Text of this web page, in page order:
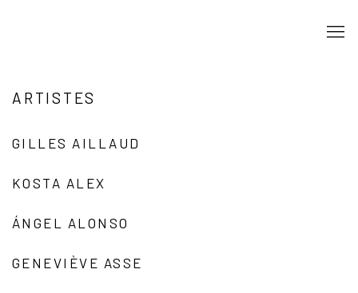
ARTISTES
GILLES AILLAUD
KOSTA ALEX
ÁNGEL ALONSO
GENEVIÈVE ASSE